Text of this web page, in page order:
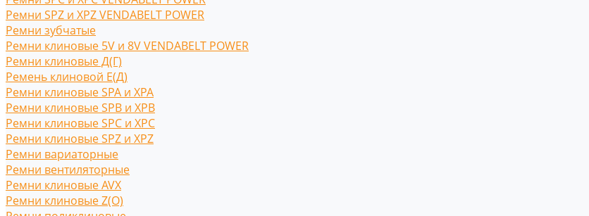
Ремни SPZ и XPZ VENDABELT POWER
Ремни зубчатые
Ремни клиновые 5V и 8V VENDABELT POWER
Ремни клиновые Д(Г)
Ремень клиновой Е(Д)
Ремни клиновые SPA и XPA
Ремни клиновые SPB и XPB
Ремни клиновые SPC и XPC
Ремни клиновые SPZ и XPZ
Ремни вариаторные
Ремни вентиляторные
Ремни клиновые AVX
Ремни клиновые Z(O)